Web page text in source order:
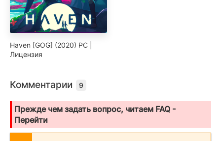
Haven [GOG] (2020) PC |
Лицензия
Комментарии 9
Прежде чем задать вопрос, читаем FAQ -
Перейти